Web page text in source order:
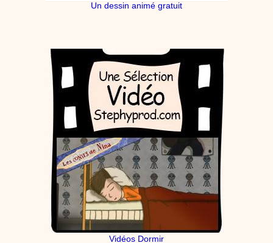
Un dessin animé gratuit
Vidéos Dormir